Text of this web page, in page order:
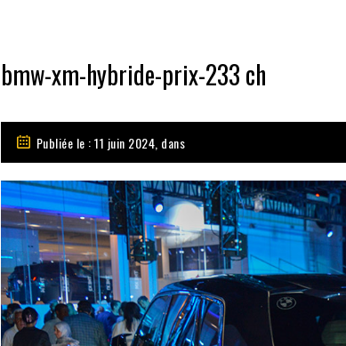
bmw-xm-hybride-prix-233 ch
Publiée le : 11 juin 2024, dans